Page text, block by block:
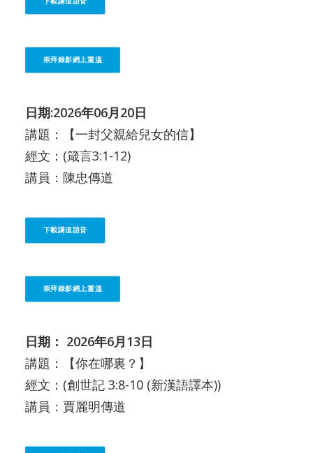
崇拜錄影網上重溫
日期:2026年06月20日
講題：【一封父親給兒女的信】
經文：(箴言3:1-12)
講員：陳忠傳道
下載講道語音
崇拜錄影網上重溫
日期： 2026年6月13日
講題：【你在哪裏？】
經文：(創世記 3:8-10 (新漢語譯本))
講員：賈麗明傳道